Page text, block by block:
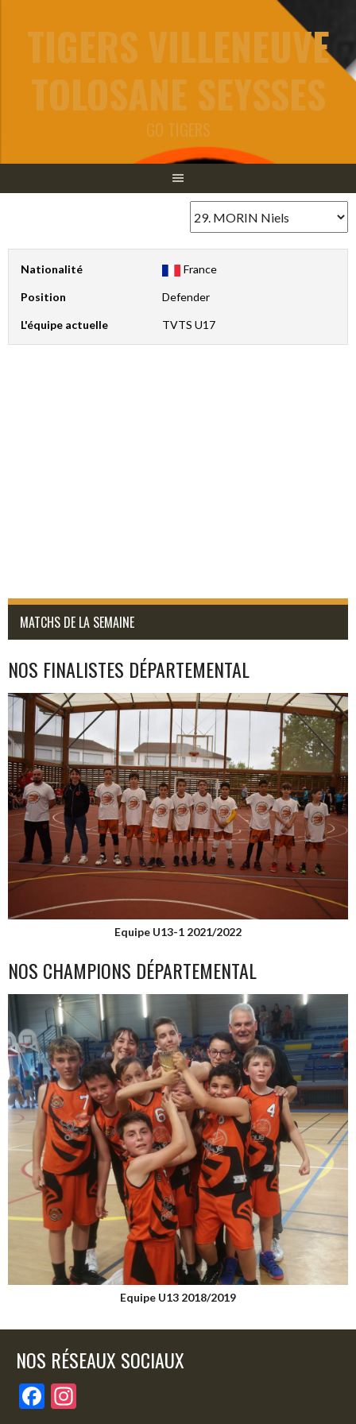
TIGERS VILLENEUVE
TOLOSANE SEYSSES
GO TIGERS
Nationalité France
Position Defender
L'équipe actuelle TVTS U17
MATCHS DE LA SEMAINE
NOS FINALISTES DÉPARTEMENTAL
Equipe U13-1 2021/2022
NOS CHAMPIONS DÉPARTEMENTAL
Equipe U13 2018/2019
NOS RÉSEAUX SOCIAUX
F